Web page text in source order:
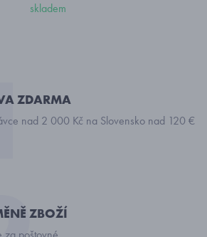
skladem
ZDARMA
nad 2 000 Kč na Slovensko nad 120 €
ZBOŽÍ